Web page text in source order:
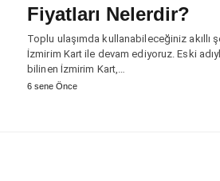
Fiyatları Nelerdir?
Toplu ulaşımda kullanabileceğiniz akıllı
İzmirim Kart ile devam ediyoruz. Eski
bilinen İzmirim Kart,…
6 sene Önce